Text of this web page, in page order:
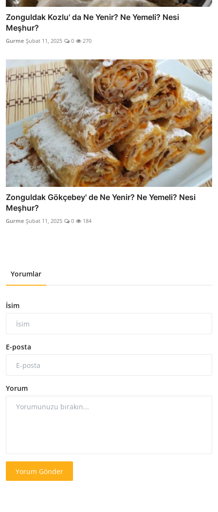
Zonguldak Kozlu' da Ne Yenir? Ne Yemeli? Nesi
Meşhur?
Gurme Şubat 11, 2025 0 270
Zonguldak Gökçebey' de Ne Yenir? Ne Yemeli? Nesi
Meşhur?
Gurme Şubat 11, 2025 0 184
Yorumlar
İsim
E-posta
Yorum
Yorum Gönder